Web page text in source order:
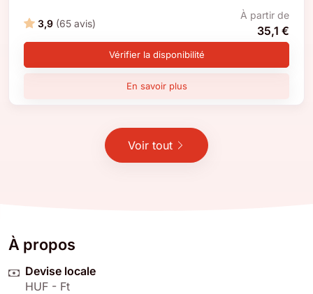
3,9 (65 avis)
À partir de
35,1 €
Vérifier la disponibilité
En savoir plus
Voir tout
À propos
Devise locale
HUF - Ft